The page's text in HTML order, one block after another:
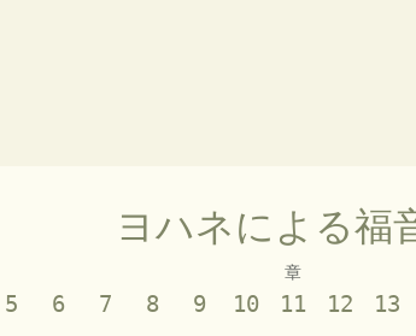
ヨハネによる福
章
5 6 7 8 9 10 11 12 13